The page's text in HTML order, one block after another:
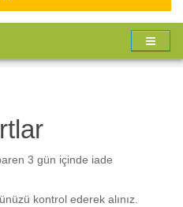
3 gün içinde iade
kontrol ederek alınız.